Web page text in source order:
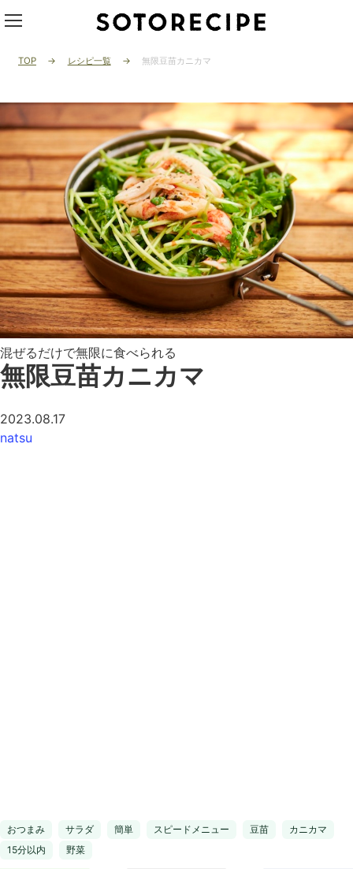
TOP レシピ一覧 無限豆苗カニカマ
混ぜるだけで無限に食べられる
無限豆苗カニカマ
2023.08.17
natsu
おつまみ サラダ 簡単 スピードメニュー 豆苗
カニカマ
15分以内
野菜